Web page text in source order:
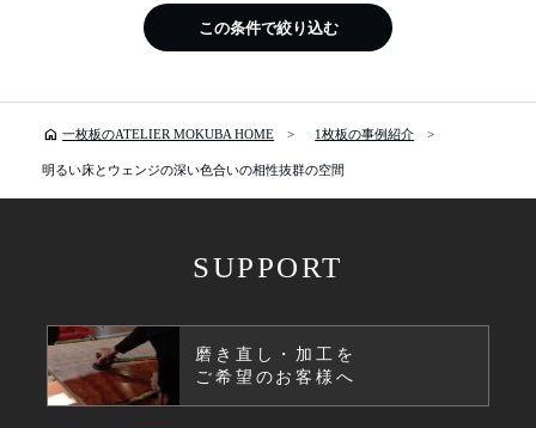
この条件で絞り込む
home 一枚板のATELIER MOKUBA HOME 1枚板の事例紹介
明るい床とウェンジの深い色合いの相性抜群の空間
SUPPORT
磨き直し・加工を
ご希望のお客様へ